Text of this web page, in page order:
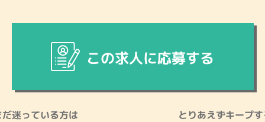
この求人に応募する
迷っている方は とりあえずキープす